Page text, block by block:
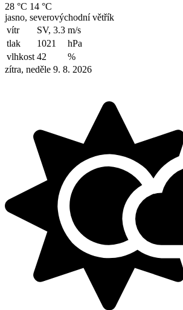
28 °C 14 °C
jasno, severovýchodní větřík
vítr
SV, 3.3 m/s
tlak
1021
hPa
vlhkost 42
%
zítra, neděle 9. 8. 2026